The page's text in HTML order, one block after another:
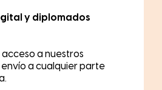
y diplomados
a nuestros
y beneficios